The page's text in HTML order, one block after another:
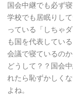
国会中継でも必ず
学校でも居眠りし
っている「しちゃ
も国を代表してい
会議で寝ているの
どうして？？国会
れたら恥ずかしく
よね。